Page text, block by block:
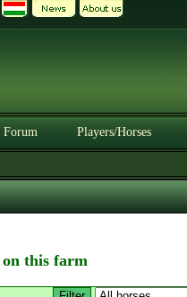
Forum Players/Horses
on this farm